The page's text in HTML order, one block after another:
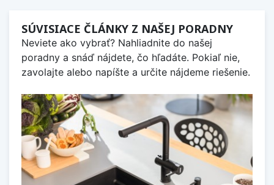
SÚVISIACE ČLÁNKY Z NAŠEJ PORADNY
Neviete ako vybrať? Nahliadnite do našej
poradny a snáď nájdete, čo hľadáte. Pokiaľ nie,
zavolajte alebo napíšte a určite nájdeme riešenie.